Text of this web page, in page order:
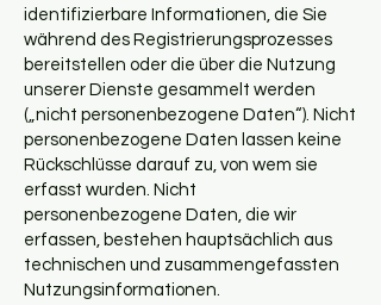
identifizierbare Informationen, die Sie
während des Registrierungsprozesses
bereitstellen oder die über die Nutzung
unserer Dienste gesammelt werden
(„nicht personenbezogene Daten“). Nicht
personenbezogene Daten lassen keine
Rückschlüsse darauf zu, von wem sie
erfasst wurden. Nicht
personenbezogene Daten, die wir
erfassen, bestehen hauptsächlich aus
technischen und zusammengefassten
Nutzungsinformationen.